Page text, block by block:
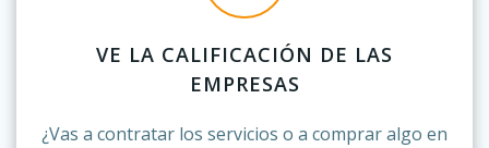
VE LA CALIFICACIÓN DE LAS
EMPRESAS
¿Vas a contratar los servicios o a comprar algo en